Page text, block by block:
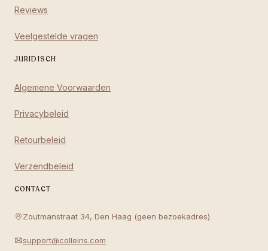
Reviews
Veelgestelde vragen
JURIDISCH
Algemene Voorwaarden
Privacybeleid
Retourbeleid
Verzendbeleid
CONTACT
Zoutmanstraat 34, Den Haag (geen bezoekadres)
support@colleins.com